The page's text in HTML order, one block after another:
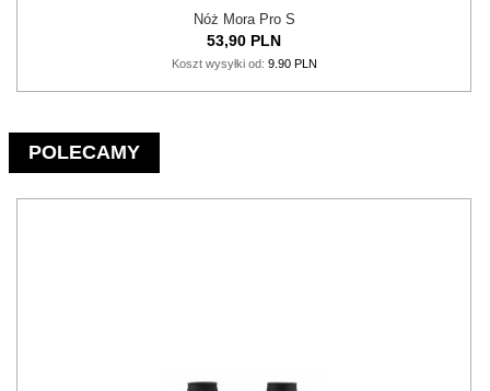
Nóż Mora Pro S
53,90 PLN
Koszt wysyłki od: 9.90 PLN
POLECAMY